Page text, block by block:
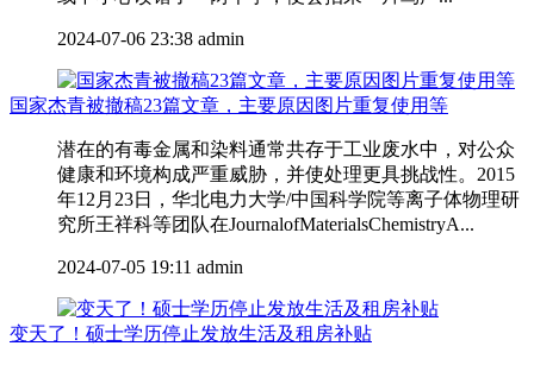
2024-07-06 23:38 admin
国家杰青被撤稿23篇文章，主要原因图片重复使用等
潜在的有毒金属和染料通常共存于工业废水中，对公众
健康和环境构成严重威胁，并使处理更具挑战性。2015
年12月23日，华北电力大学/中国科学院等离子体物理研
究所王祥科等团队在JournalofMaterialsChemistryA...
2024-07-05 19:11 admin
变天了！硕士学历停止发放生活及租房补贴